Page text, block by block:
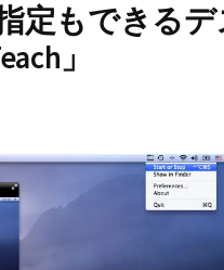
定もできる
」